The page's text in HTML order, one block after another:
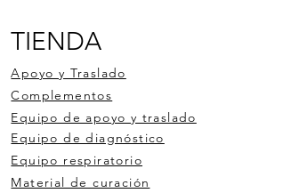
TIENDA
Apoyo y Traslado
Complementos
Equipo de apoyo y traslado
Equipo de diagnóstico
Equipo respiratorio
Material de curación